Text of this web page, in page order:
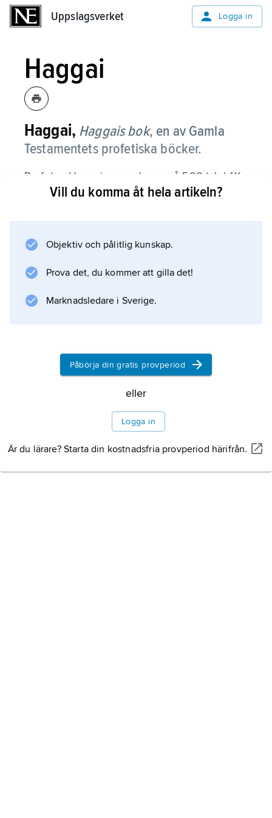
Uppslagsverket Logga in
Haggai
Haggai, Haggais bok, en av Gamla
Testamentets profetiska böcker.
Profeten Haggai var verksam på 500-talet f.Kr.
Boken med hans namn består av endast två
judarna börjat återvända till Palestina från den
. Arbetet med att bygga upp templet i
profeten Haggai.
Information om artikeln
Vill du komma åt hela artikeln?
Objektiv och pålitlig kunskap.
Prova det, du kommer att gilla det!
Marknadsledare i Sverige.
Påbörja din gratis provperiod
eller
Logga in
Är du lärare? Starta din kostnadsfria provperiod härifrån.